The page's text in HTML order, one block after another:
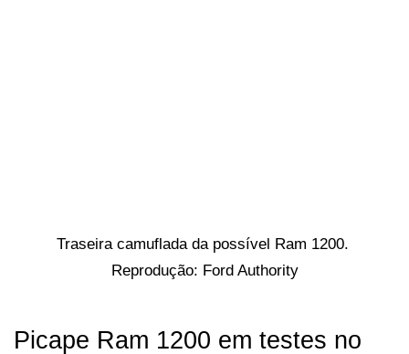
Traseira camuflada da possível Ram 1200.
Reprodução: Ford Authority
Picape Ram 1200 em testes no